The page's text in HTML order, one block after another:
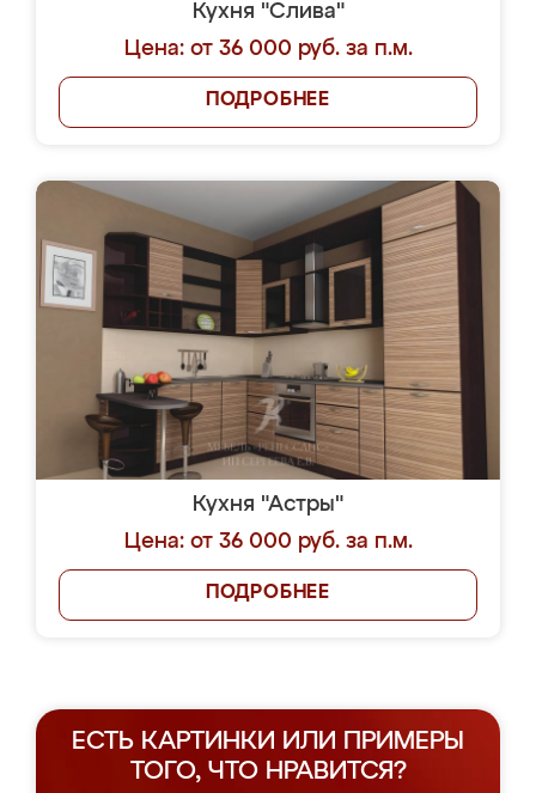
Кухня "Слива"
Цена: от 36 000 руб. за п.м.
ПОДРОБНЕЕ
Кухня "Астры"
Цена: от 36 000 руб. за п.м.
ПОДРОБНЕЕ
ЕСТЬ КАРТИНКИ ИЛИ ПРИМЕРЫ
ТОГО, ЧТО НРАВИТСЯ?